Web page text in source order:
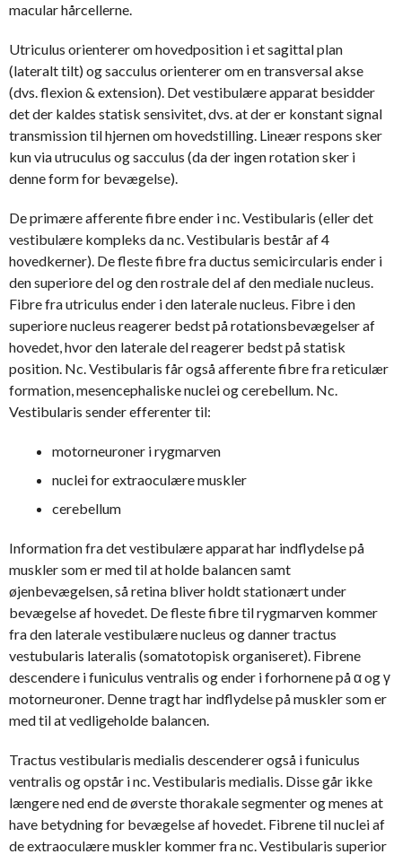
macular hårcellerne.
Utriculus orienterer om hovedposition i et sagittal plan
(lateralt tilt) og sacculus orienterer om en transversal akse
(dvs. flexion & extension). Det vestibulære apparat besidder
det der kaldes statisk sensivitet, dvs. at der er konstant signal
transmission til hjernen om hovedstilling. Lineær respons sker
kun via utruculus og sacculus (da der ingen rotation sker i
denne form for bevægelse).
De primære afferente fibre ender i nc. Vestibularis (eller det
vestibulære kompleks da nc. Vestibularis består af 4
hovedkerner). De fleste fibre fra ductus semicircularis ender i
den superiore del og den rostrale del af den mediale nucleus.
Fibre fra utriculus ender i den laterale nucleus. Fibre i den
superiore nucleus reagerer bedst på rotationsbevægelser af
hovedet, hvor den laterale del reagerer bedst på statisk
position. Nc. Vestibularis får også afferente fibre fra reticulær
formation, mesencephaliske nuclei og cerebellum. Nc.
Vestibularis sender efferenter til:
motorneuroner i rygmarven
nuclei for extraoculære muskler
cerebellum
Information fra det vestibulære apparat har indflydelse på
muskler som er med til at holde balancen samt
øjenbevægelsen, så retina bliver holdt stationært under
bevægelse af hovedet. De fleste fibre til rygmarven kommer
fra den laterale vestibulære nucleus og danner tractus
vestubularis lateralis (somatotopisk organiseret). Fibrene
descendere i funiculus ventralis og ender i forhornene på α og γ
motorneuroner. Denne tragt har indflydelse på muskler som er
med til at vedligeholde balancen.
Tractus vestibularis medialis descenderer også i funiculus
ventralis og opstår i nc. Vestibularis medialis. Disse går ikke
længere ned end de øverste thorakale segmenter og menes at
have betydning for bevægelse af hovedet. Fibrene til nuclei af
de extraoculære muskler kommer fra nc. Vestibularis superior